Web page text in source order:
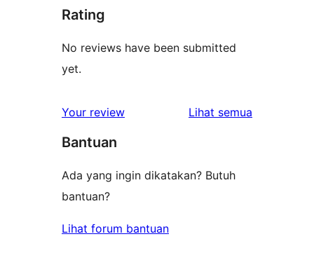
Rating
No reviews have been submitted
yet.
Your review Lihat semua
Bantuan
Ada yang ingin dikatakan? Butuh
bantuan?
Lihat forum bantuan